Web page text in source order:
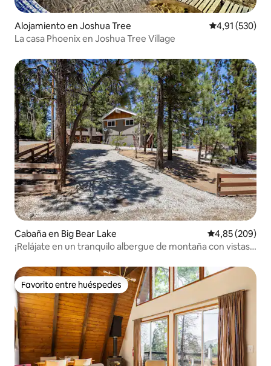
Alojamiento en Joshua Tree Calificación
4,91 (530)
La casa Phoenix en Joshua Tree Village
Cabaña en Big Bear Lake Calificación
4,85 (209)
¡Relájate en un tranquilo albergue de montaña con vistas
Favorito entre huéspedes
Favorito entre huéspedes